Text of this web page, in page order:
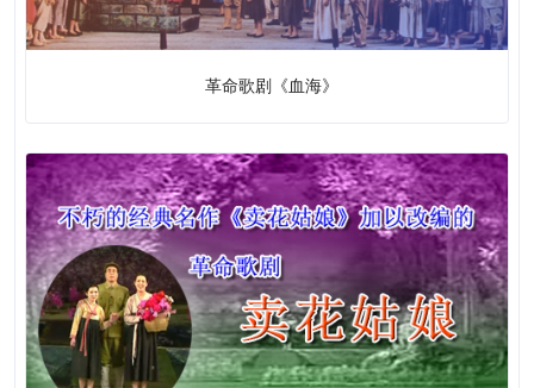
器乐 5
杂技 24 ( + 2)
杂技 21 ( + 2)
魔术 3
木偶戏
革命歌剧《血海》